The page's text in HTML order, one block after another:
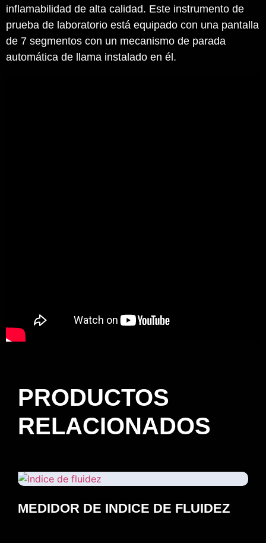
inflamabilidad de alta calidad. Este instrumento de
prueba de laboratorio está equipado con una pantalla
de 7 segmentos con un mecanismo de parada
automática de llama instalado en él.
PRODUCTOS
RELACIONADOS
MEDIDOR DE INDICE DE FLUIDEZ